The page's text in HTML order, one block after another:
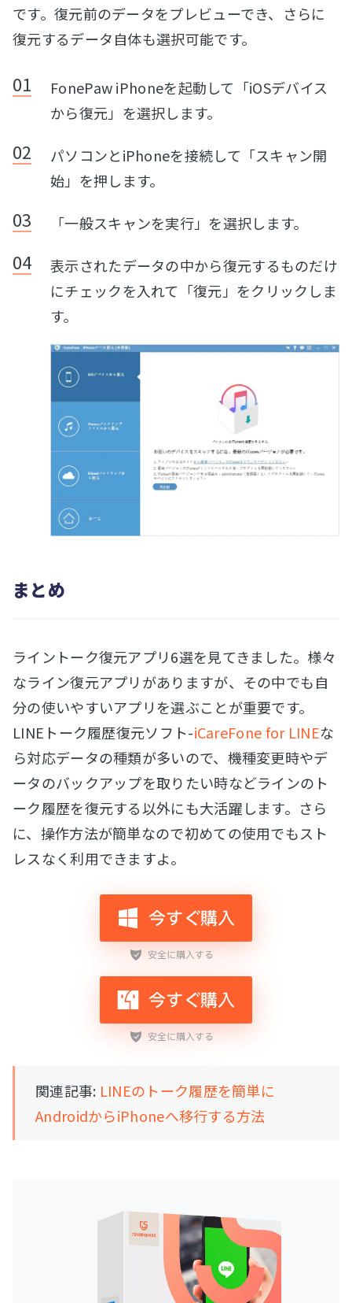
です。復元前のデータをプレビューでき、さらに
復元するデータ自体も選択可能です。
FonePaw iPhoneを起動して「iOSデバイス
から復元」を選択します。
パソコンとiPhoneを接続して「スキャン開
始」を押します。
「一般スキャンを実行」を選択します。
表示されたデータの中から復元するものだけ
にチェックを入れて「復元」をクリックしま
す。
まとめ
ライントーク復元アプリ6選を見てきました。様々
なライン復元アプリがありますが、その中でも自
分の使いやすいアプリを選ぶことが重要です。
LINEトーク履歴復元ソフト-iCareFone for LINEな
ら対応データの種類が多いので、機種変更時やデ
ータのバックアップを取りたい時などラインのト
ーク履歴を復元する以外にも大活躍します。さら
に、操作方法が簡単なので初めての使用でもスト
レスなく利用できますよ。
関連記事: LINEのトーク履歴を簡単に
AndroidからiPhoneへ移行する方法